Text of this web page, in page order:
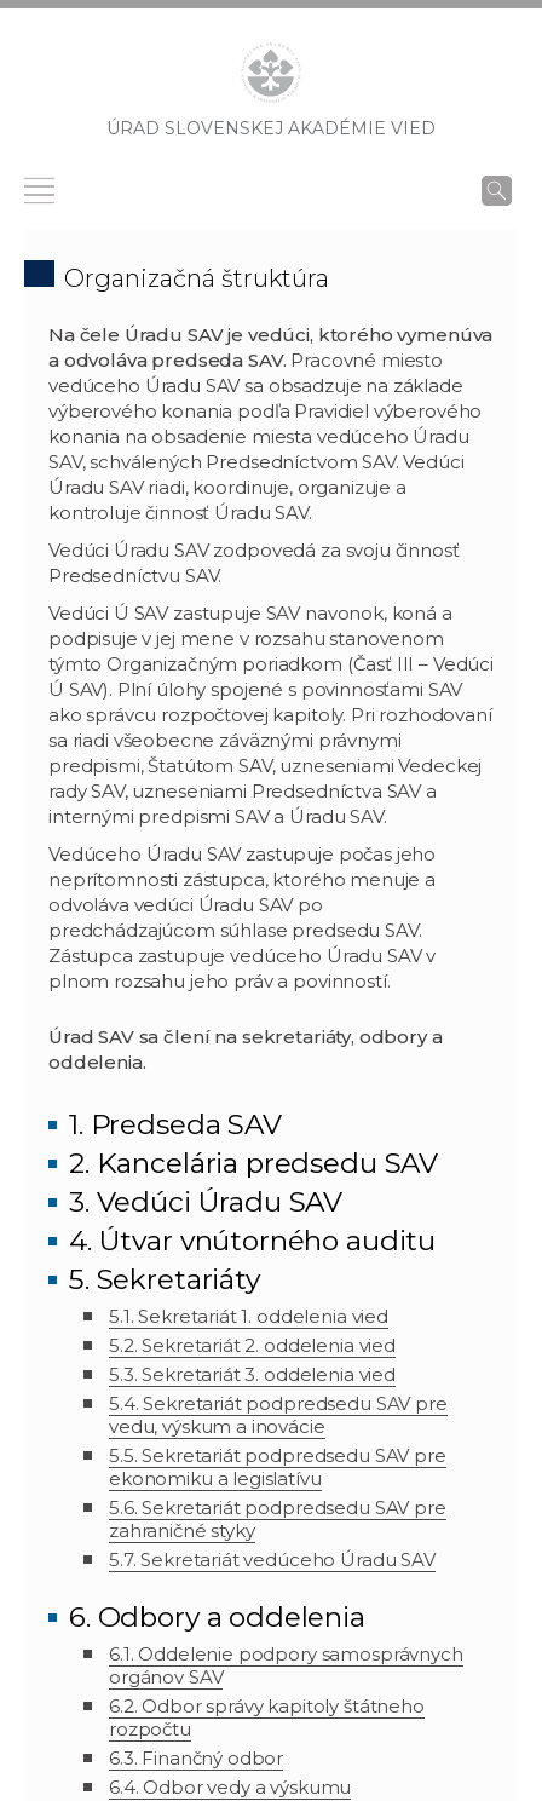
ÚRAD SLOVENSKEJ AKADÉMIE VIED
Organizačná štruktúra
Na čele Úradu SAV je vedúci, ktorého vymenúva
a odvoláva predseda SAV. Pracovné miesto
vedúceho Úradu SAV sa obsadzuje na základe
výberového konania podľa Pravidiel výberového
konania na obsadenie miesta vedúceho Úradu
SAV, schválených Predsedníctvom SAV. Vedúci
Úradu SAV riadi, koordinuje, organizuje a
kontroluje činnosť Úradu SAV.
Vedúci Úradu SAV zodpovedá za svoju činnosť
Predsedníctvu SAV.
Vedúci Ú SAV zastupuje SAV navonok, koná a
podpisuje v jej mene v rozsahu stanovenom
týmto Organizačným poriadkom (Časť III – Vedúci
Ú SAV). Plní úlohy spojené s povinnosťami SAV
ako správcu rozpočtovej kapitoly. Pri rozhodovaní
sa riadi všeobecne záväznými právnymi
predpismi, Štatútom SAV, uzneseniami Vedeckej
rady SAV, uzneseniami Predsedníctva SAV a
internými predpismi SAV a Úradu SAV.
Vedúceho Úradu SAV zastupuje počas jeho
neprítomnosti zástupca, ktorého menuje a
odvoláva vedúci Úradu SAV po
predchádzajúcom súhlase predsedu SAV.
Zástupca zastupuje vedúceho Úradu SAV v
plnom rozsahu jeho práv a povinností.
Úrad SAV sa člení na sekretariáty, odbory a
oddelenia.
1. Predseda SAV
2. Kancelária predsedu SAV
3. Vedúci Úradu SAV
4. Útvar vnútorného auditu
5. Sekretariáty
5.1. Sekretariát 1. oddelenia vied
5.2. Sekretariát 2. oddelenia vied
5.3. Sekretariát 3. oddelenia vied
5.4. Sekretariát podpredsedu SAV pre
vedu, výskum a inovácie
5.5. Sekretariát podpredsedu SAV pre
ekonomiku a legislatívu
5.6. Sekretariát podpredsedu SAV pre
zahraničné styky
5.7. Sekretariát vedúceho Úradu SAV
6. Odbory a oddelenia
6.1. Oddelenie podpory samosprávnych
orgánov SAV
6.2. Odbor správy kapitoly štátneho
rozpočtu
6.3. Finančný odbor
6.4. Odbor vedy a výskumu